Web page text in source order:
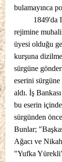
bulamayınca
rejimine
üyesi olduğu
kurşuna
sürgüne
eserini
aldı. İş Bankası
bu eserin
sürgünden
Bunlar;
Ağacı ve
"Yufka